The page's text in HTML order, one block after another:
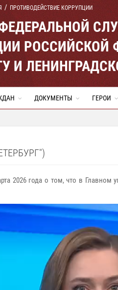
ПРОТИВОДЕЙСТВИЕ КОРРУПЦИИ
РОССИЙСКОЙ
И
ДОКУМЕНТЫ ГЕРОИ
2026 года о том, что в